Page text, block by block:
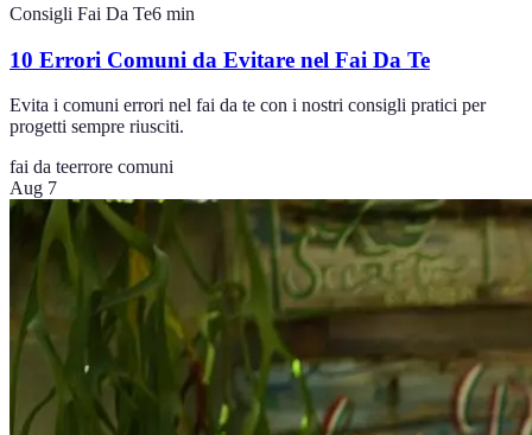
Consigli Fai Da Te6 min
10 Errori Comuni da Evitare nel Fai Da Te
Evita i comuni errori nel fai da te con i nostri consigli pratici per
progetti sempre riusciti.
fai da teerrore comuni
Aug 7